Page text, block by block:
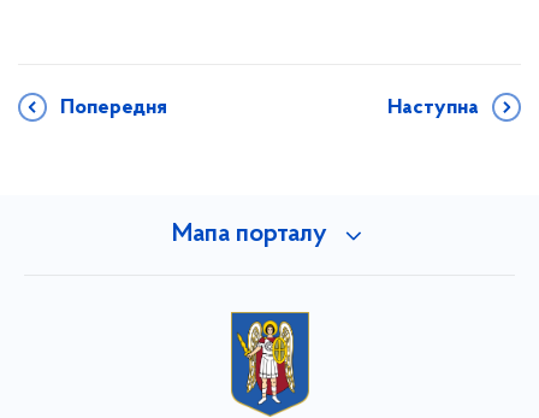
Попередня Наступна
Мапа порталу